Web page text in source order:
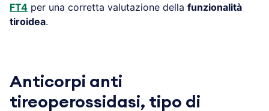
FT4 per una corretta valutazione della funzionalità
tiroidea.
Anticorpi anti
tireoperossidasi, tipo di